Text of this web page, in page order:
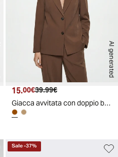
AI generated
Prezzo attuale
15.00€ Prezzo originale
39.99€
Giacca avvitata con doppio bottone - Moro
Sale-37%